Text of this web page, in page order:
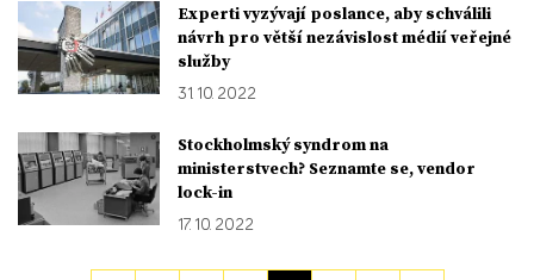
Experti vyzývají poslance, aby schválili
návrh pro větší nezávislost médií veřejné
služby
31. 10. 2022
Stockholmský syndrom na
ministerstvech? Seznamte se, vendor
lock-in
17. 10. 2022